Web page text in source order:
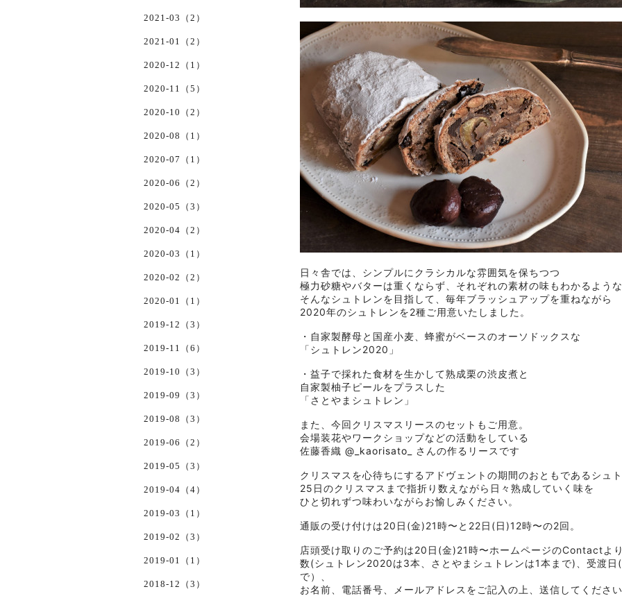
日々舎では、シンプルにクラシカルな雰囲気を保ちつつ
極力砂糖やバターは重くならず、それぞれの素材の味もわかるような
そんなシュトレンを目指して、毎年ブラッシュアップを重ねながら
2020年のシュトレンを2種ご用意いたしました。
・自家製酵母と国産小麦、蜂蜜がベースのオーソドックスな
「シュトレン2020」
・益子で採れた食材を生かして熟成栗の渋皮煮と
自家製柚子ピールをプラスした
「さとやまシュトレン」
また、今回クリスマスリースのセットもご用意。
会場装花やワークショップなどの活動をしている
佐藤香織 @_kaorisato_ さんの作るリースです
クリスマスを心待ちにするアドヴェントの期間のおともであるシュ
25日のクリスマスまで指折り数えながら日々熟成していく味を
ひと切れずつ味わいながらお愉しみください。
通販の受け付けは20日(金)21時〜と22日(日)12時〜の2回。
店頭受け取りのご予約は20日(金)21時〜ホームページのContactよ
数(シュトレン2020は3本、さとやまシュトレンは1本まで)、受渡
で）、
お名前、電話番号、メールアドレスをご記入の上、送信してくださ
2021-03（2）
2021-01（2）
2020-12（1）
2020-11（5）
2020-10（2）
2020-08（1）
2020-07（1）
2020-06（2）
2020-05（3）
2020-04（2）
2020-03（1）
2020-02（2）
2020-01（1）
2019-12（3）
2019-11（6）
2019-10（3）
2019-09（3）
2019-08（3）
2019-06（2）
2019-05（3）
2019-04（4）
2019-03（1）
2019-02（3）
2019-01（1）
2018-12（3）